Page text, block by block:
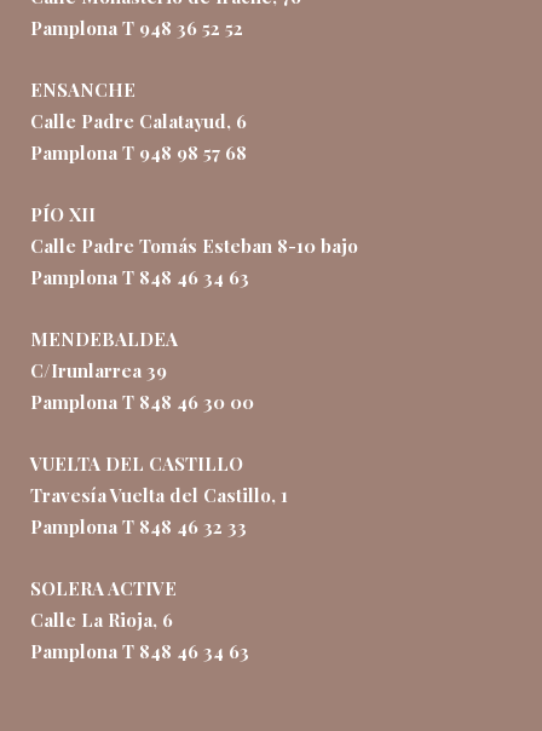
Pamplona T 948 36 52 52
ENSANCHE
Calle Padre Calatayud, 6
Pamplona T 948 98 57 68
PÍO XII
Calle Padre Tomás Esteban 8-10 bajo
Pamplona T 848 46 34 63
MENDEBALDEA
C/Irunlarrea 39
Pamplona T 848 46 30 00
VUELTA DEL CASTILLO
Travesía Vuelta del Castillo, 1
Pamplona T 848 46 32 33
SOLERA ACTIVE
Calle La Rioja, 6
Pamplona T 848 46 34 63